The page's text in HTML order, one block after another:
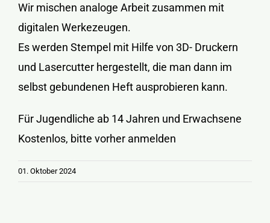
Wir mischen analoge Arbeit zusammen mit
digitalen Werkezeugen.
Es werden Stempel mit Hilfe von 3D- Druckern
und Lasercutter hergestellt, die man dann im
selbst gebundenen Heft ausprobieren kann.
Für Jugendliche ab 14 Jahren und Erwachsene
Kostenlos, bitte vorher anmelden
01. Oktober 2024